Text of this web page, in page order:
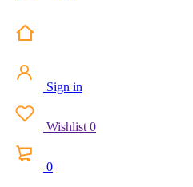
Sign in
Wishlist 0
0